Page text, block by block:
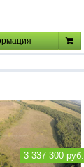
3 337 300 руб.